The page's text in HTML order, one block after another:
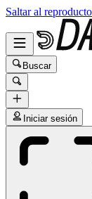
Saltar al
Buscar
Iniciar sesión